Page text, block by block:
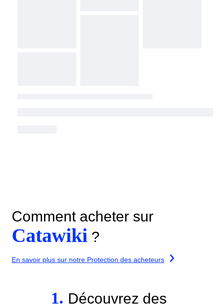
Comment acheter sur
Catawiki ?
En savoir plus sur notre Protection des acheteurs
1. Découvrez des